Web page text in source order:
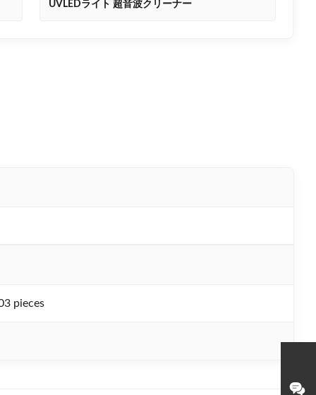
UVLEDライト 超音波クリーナー
pieces